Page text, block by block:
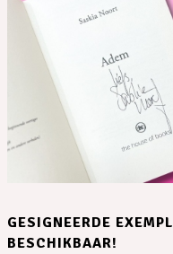
GESIGNEERDE
BESCHIKBAAR!